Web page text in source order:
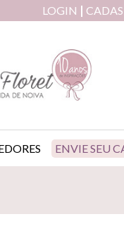
LOGIN
ENVIE SEU